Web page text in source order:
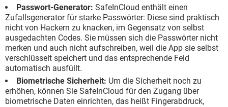
Passwort-Generator: SafeInCloud enthält einen
Zufallsgenerator für starke Passwörter: Diese sind praktisch
nicht von Hackern zu knacken, im Gegensatz von selbst
ausgedachten Codes. Sie müssen sich die Passwörter nicht
merken und auch nicht aufschreiben, weil die App sie selbst
verschlüsselt speichert und das entsprechende Feld
automatisch ausfüllt.
Biometrische Sicherheit: Um die Sicherheit noch zu
erhöhen, können Sie SafeInCloud für den Zugang über
biometrische Daten einrichten, das heißt Fingerabdruck,